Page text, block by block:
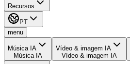
Recursos
PT
menu
Música IA
Música IA
Vídeo & imagem IA
Vídeo & imagem IA